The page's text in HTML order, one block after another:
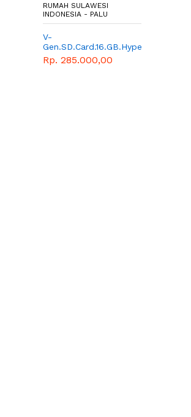
RUMAH SULAWESI
INDONESIA - PALU
V-
Gen.SD.Card.16.GB.Hyper
Morut
Rp. 285.000,00